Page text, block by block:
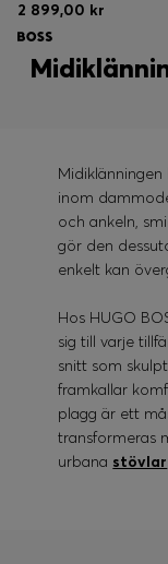
2 899,00 kr
inom
och ankeln,
gör den
enkelt kan
Hos HUGO
sig till varje
snitt som
framkallar
plagg är ett
transformeras
urbana stövlar